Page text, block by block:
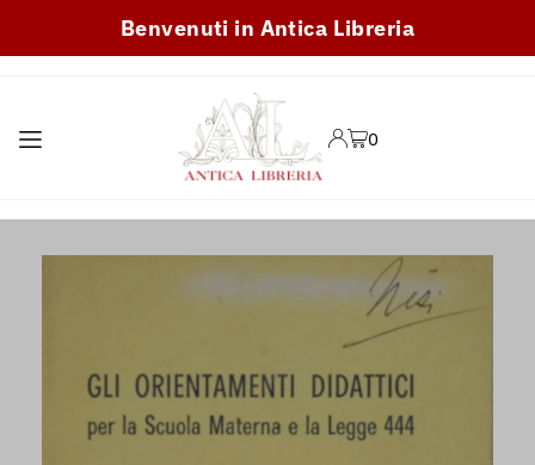
TRANSLATION MISSING:
Benvenuti in Antica Libreria
0